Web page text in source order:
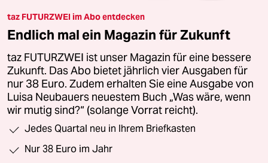
taz FUTURZWEI im Abo entdecken
Endlich mal ein Magazin für Zukunft
taz FUTURZWEI ist unser Magazin für eine bessere
Zukunft. Das Abo bietet jährlich vier Ausgaben für
nur 38 Euro. Zudem erhalten Sie eine Ausgabe von
Luisa Neubauers neuestem Buch „Was wäre, wenn
wir mutig sind?“ (solange Vorrat reicht).
Jedes Quartal neu in Ihrem Briefkasten
Nur 38 Euro im Jahr